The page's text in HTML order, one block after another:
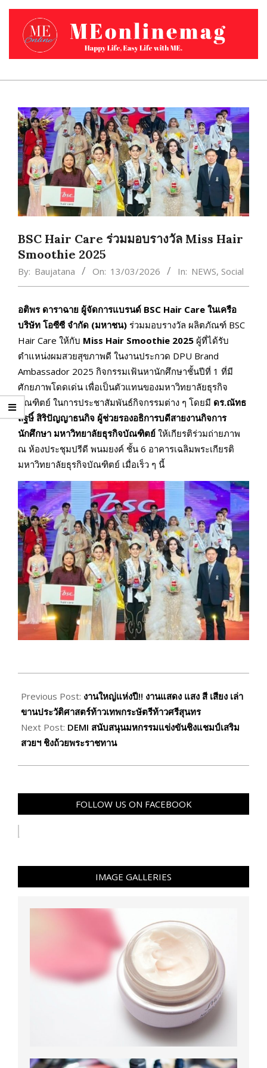
Skip
content
Primary
Menu
BSC Hair Care ร่วมมอบรางวัล Miss Hair
Smoothie 2025
By: Baujatana On: 13/03/2026 In: NEWS, Social
อติพร ดาราฉาย ผู้จัดการแบรนด์ BSC Hair Care ในเครือ
บริษัท โอซีซี จำกัด (มหาชน) ร่วมมอบรางวัล ผลิตภัณฑ์ BSC
Hair Care ให้กับ Miss Hair Smoothie 2025 ผู้ที่ได้รับ
ตำแหน่งผมสวยสุขภาพดี ในงานประกวด DPU Brand
Ambassador 2025 กิจกรรมเฟ้นหานักศึกษาชั้นปีที่ 1 ที่มี
ศักยภาพโดดเด่น เพื่อเป็นตัวแทนของมหาวิทยาลัยธุรกิจ
บัณฑิตย์ ในการประชาสัมพันธ์กิจกรรมต่าง ๆ โดยมี ดร.ณัทธ
สิฐษิ์ สิริปัญญาธนกิจ ผู้ช่วยรองอธิการบดีสายงานกิจการ
นักศึกษา มหาวิทยาลัยธุรกิจบัณฑิตย์ ให้เกียรติร่วมถ่ายภาพ
ณ ห้องประชุมปรีดี พนมยงค์ ชั้น 6 อาคารเฉลิมพระเกียรติ
มหาวิทยาลัยธุรกิจบัณฑิตย์ เมื่อเร็ว ๆ นี้
03-
13
Previous Post: งานใหญ่แห่งปี!! งานแสดง แสง สี เสียง เล่า
ขานประวัติศาสตร์ท้าวเทพกระษัตรีท้าวศรีสุนทร
Next Post: DEMI สนับสนุนมหกรรมแข่งขันชิงแชมป์เสริม
สวยฯ ชิงถ้วยพระราชทาน
FOLLOW US ON FACEBOOK
IMAGE GALLERIES